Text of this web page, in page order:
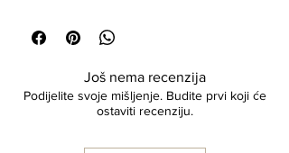
25 cm long
Još nema recenzija
Podijelite svoje mišljenje. Budite prvi koji će
ostaviti recenziju.